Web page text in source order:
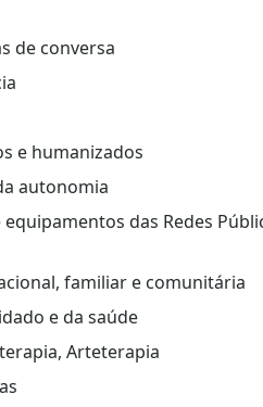
de conversa
e humanizados
autonomia
das Redes
familiar e comunitária
e da saúde
Arteterapia